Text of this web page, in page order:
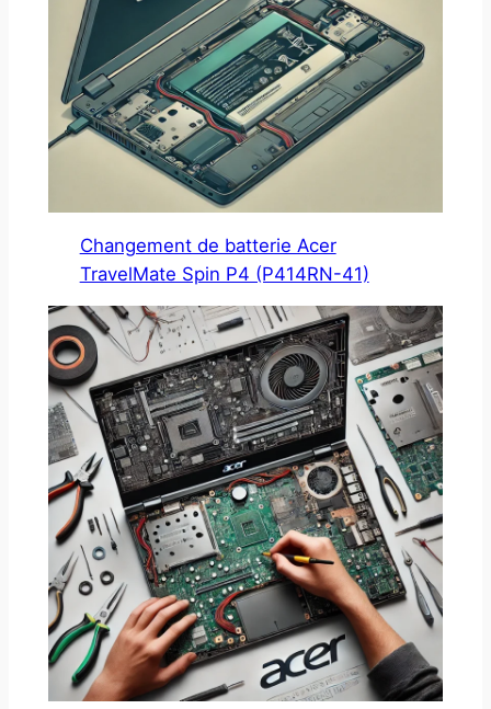
Changement de batterie Acer
TravelMate Spin P4 (P414RN-41)